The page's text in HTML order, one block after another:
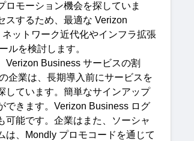
モーション機会を探していま
スするため、最適な Verizon
ットワーク近代化やインフラ拡張
ルを検討します。
Verizon Business サービスの割
企業は、長期導入前にサービスを
しています。簡単なサインアップ
きます。 Verizon Business ログ
可能です。企業はまた、ソーシャ
、
Mondly プロモコードを通じて